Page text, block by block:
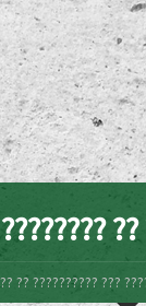
?? ?????????? ???